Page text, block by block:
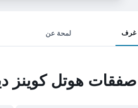
غرف لمحة عن
هوتل كوينز